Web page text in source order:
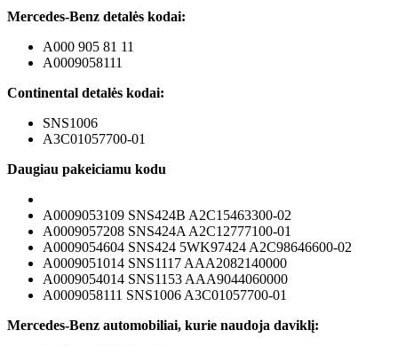
Mercedes-Benz detalės kodai:
A000 905 81 11
A0009058111
Continental detalės kodai:
SNS1006
A3C01057700-01
Daugiau pakeiciamu kodu
A0009053109 SNS424B A2C15463300-02
A0009057208 SNS424A A2C12777100-01
A0009054604 SNS424 5WK97424 A2C98646600-02
A0009051014 SNS1117 AAA2082140000
A0009054014 SNS1153 AAA9044060000
A0009058111 SNS1006 A3C01057700-01
Mercedes-Benz automobiliai, kurie naudoja daviklį: